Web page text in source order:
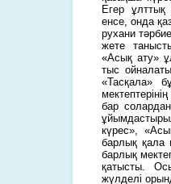
Егер ұлттық
енсе, онда
рухани
жете
«Асық ату»
тыс
«Тасқала»
бар
күрес»,
барлық қала
барлық
қатысты.
жүлделі